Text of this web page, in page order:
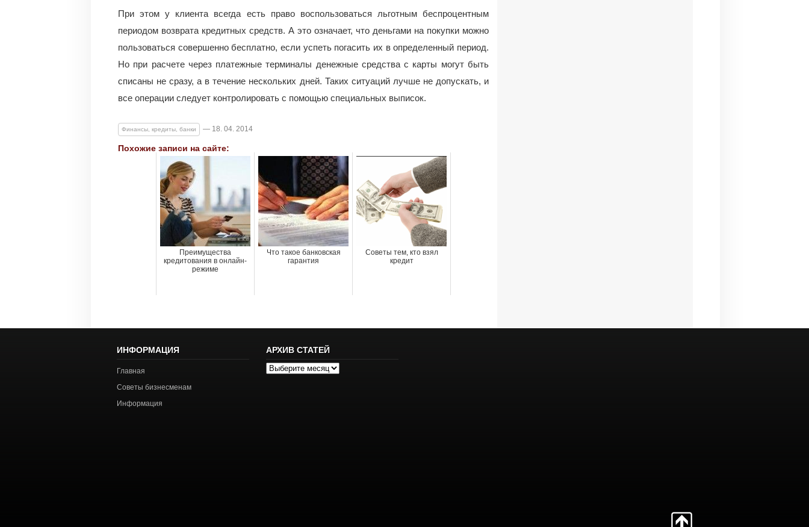
При этом у клиента всегда есть право воспользоваться льготным беспроцентным
периодом возврата кредитных средств. А это означает, что деньгами на покупки можно
пользоваться совершенно бесплатно, если успеть погасить их в определенный период.
Но при расчете через платежные терминалы денежные средства с карты могут быть
списаны не сразу, а в течение нескольких дней. Таких ситуаций лучше не допускать, и
все операции следует контролировать с помощью специальных выписок.
Финансы, кредиты, банки — 18. 04. 2014
Похожие записи на сайте:
Преимущества
кредитования в онлайн-
режиме
Что такое банковская
гарантия
Советы тем, кто взял
кредит
ИНФОРМАЦИЯ
Главная
Советы бизнесменам
Информация
АРХИВ СТАТЕЙ
Архив